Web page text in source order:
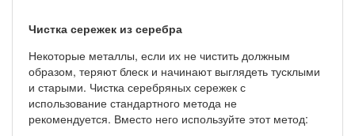
Чистка сережек из серебра
Некоторые металлы, если их не чистить должным
образом, теряют блеск и начинают выглядеть тусклыми
и старыми. Чистка серебряных сережек с
использование стандартного метода не
рекомендуется. Вместо него используйте этот метод: